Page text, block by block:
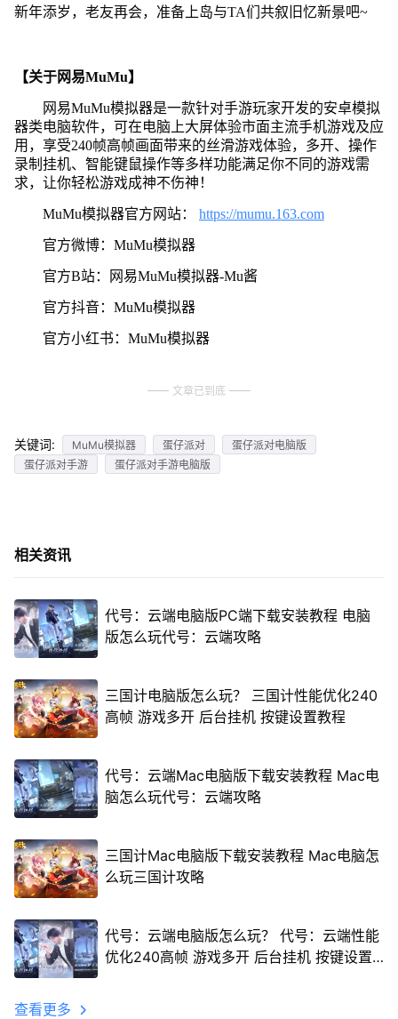
新年添岁，老友再会，准备上岛与TA们共叙旧忆新景吧~
【关于网易MuMu】
网易MuMu模拟器是一款针对手游玩家开发的安卓模拟
器类电脑软件，可在电脑上大屏体验市面主流手机游戏及应
用，享受240帧高帧画面带来的丝滑游戏体验，多开、操作
录制挂机、智能键鼠操作等多样功能满足你不同的游戏需
求，让你轻松游戏成神不伤神！
MuMu模拟器官方网站： https://mumu.163.com
官方微博：MuMu模拟器
官方B站：网易MuMu模拟器-Mu酱
官方抖音：MuMu模拟器
官方小红书：MuMu模拟器
文章已到底
关键词: MuMu模拟器 蛋仔派对
蛋仔派对电脑版
蛋仔派对手游
蛋仔派对手游电脑版
相关资讯
代号：云端电脑版PC端下载安装教程 电脑
版怎么玩代号：云端攻略
三国计电脑版怎么玩？ 三国计性能优化240
高帧 游戏多开 后台挂机 按键设置教程
代号：云端Mac电脑版下载安装教程 Mac电
脑怎么玩代号：云端攻略
三国计Mac电脑版下载安装教程 Mac电脑怎
么玩三国计攻略
代号：云端电脑版怎么玩？ 代号：云端性能
优化240高帧 游戏多开 后台挂机 按键设置
查看更多